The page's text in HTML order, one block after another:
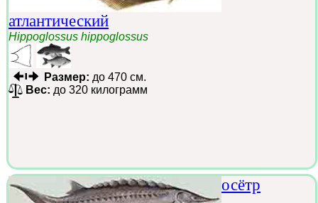
атлантический
Hippoglossus hippoglossus
Размер: до 470 см.
Вес: до 320 килограмм
осётр